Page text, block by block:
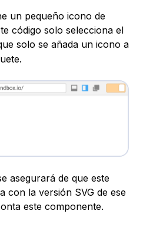
un pequeño icono de
código solo selecciona el
solo se añada un icono a
asegurará de que este
con la versión SVG de ese
este componente.